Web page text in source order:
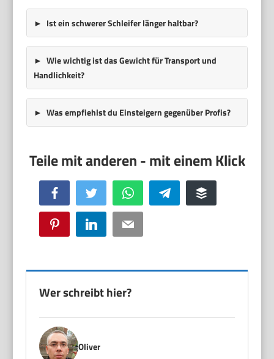
Ist ein schwerer Schleifer länger haltbar?
Wie wichtig ist das Gewicht für Transport und
Handlichkeit?
Was empfiehlst du Einsteigern gegenüber Profis?
Facebook Twitter WhatsApp Telegram Buffer
Pinterest LinkedIn Email
Wer schreibt hier?
Oliver